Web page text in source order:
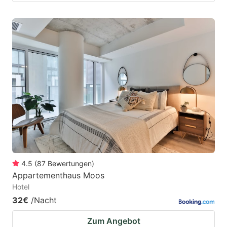
4.5 (87 Bewertungen)
Appartementhaus Moos
Hotel
32€ /Nacht
Zum Angebot